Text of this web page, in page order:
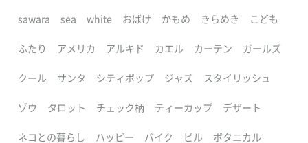
sawara sea white おばけ かもめ きらめき こども
ふたり アメリカ アルキド カエル カーテン ガールズ
クール サンタ シティポップ ジャズ スタイリッシュ
ゾウ タロット チェック柄 ティーカップ デザート
ネコとの暮らし ハッピー バイク ビル ボタニカル